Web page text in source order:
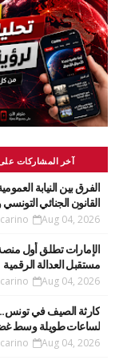
آخر المشاركات
الفرق بين النيابة
القانون الجنائي
Aug 04, 2026
الإمارات تطلق أول
مستقبل العدالة الرقمية
Aug 04, 2026
كارثة الصيف في تونس..
لساعات طويلة وسط
Aug 04, 2026